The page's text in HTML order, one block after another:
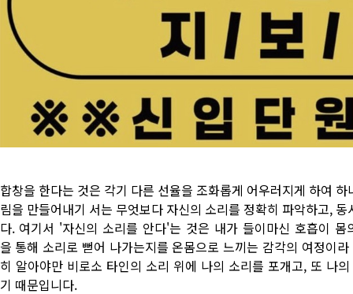
합창을 한다는 것은 각기 다른 선율을 조화롭게 어우러지게 하여
림을 만들어내기 서는 무엇보다 자신의 소리를 정확히 파악하고,
다. 여기서 '자신의 소리를 안다'는 것은 내가 들이마신 호흡이
을 통해 소리로 뻗어 나가는지를 온몸으로 느끼는 감각의 여정이
히 알아야만 비로소 타인의 소리 위에 나의 소리를 포개고, 또 나
기 때문입니다.